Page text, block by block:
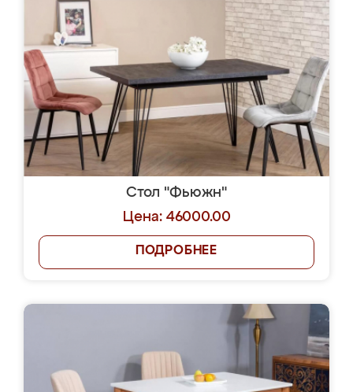
Стол "Фьюжн"
Цена: 46000.00
ПОДРОБНЕЕ